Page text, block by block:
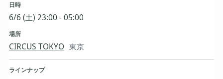
日時
6/6 (土) 23:00 - 05:00
場所
CIRCUS TOKYO 東京
ラインナップ